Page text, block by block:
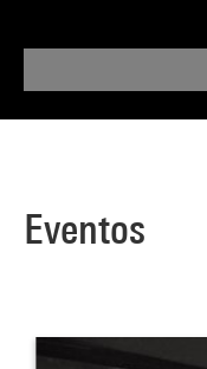
Eventos